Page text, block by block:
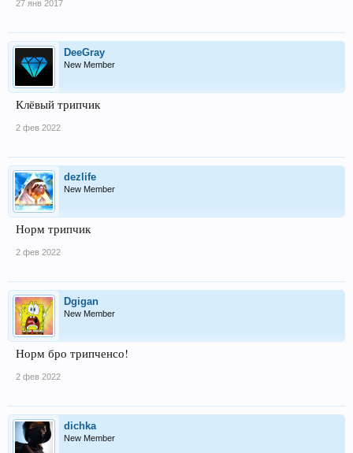
27 янв 2017
DeeGray
New Member
Клёвый трипчик
2 фев 2022
dezlife
New Member
Норм трипчик
2 фев 2022
Dgigan
New Member
Норм бро трипченсо!
2 фев 2022
dichka
New Member